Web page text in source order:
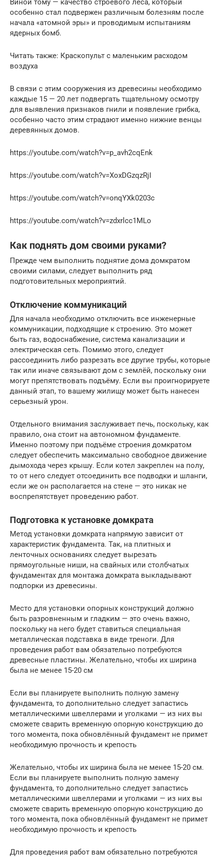
Виной тому — качество строевого леса, который
особенно стал подвержен различным болезням после
начала «атомной эры» и проводимым испытаниям
ядерных бомб.
Читать также: Краскопульт с маленьким расходом
воздуха
В связи с этим сооружения из древесины необходимо
каждые 15 — 20 лет подвергать тщательному осмотру
для выявления признаков гнили и появление грибка,
особенно часто этим страдают именно нижние венцы
деревянных домов.
https://youtube.com/watch?v=p_avh2cqEnk
https://youtube.com/watch?v=XoxDGzqzRjI
https://youtube.com/watch?v=onqYXk0203c
https://youtube.com/watch?v=zdxrlcc1MLo
Как поднять дом своими руками?
Прежде чем выполнить поднятие дома домкратом
своими силами, следует выполнить ряд
подготовительных мероприятий.
Отключение коммуникаций
Для начала необходимо отключить все инженерные
коммуникации, подходящие к строению. Это может
быть газ, водоснабжение, система канализации и
электрическая сеть. Помимо этого, следует
рассоединить либо разрезать все другие трубы, которые
так или иначе связывают дом с землёй, поскольку они
могут препятствовать подъёму. Если вы проигнорируете
данный этап, то вашему жилищу может быть нанесен
серьезный урон.
Отдельного внимания заслуживает печь, поскольку, как
правило, она стоит на автономном фундаменте.
Именно поэтому при подъёме строения домкратом
следует обеспечить максимально свободное движение
дымохода через крышу. Если котел закреплен на полу,
то от него следует отсоединить все подводки и шланги,
если же он располагается на стене — это никак не
воспрепятствует проведению работ.
Подготовка к установке домкрата
Метод установки домкрата напрямую зависит от
характеристик фундамента. Так, на плитных и
ленточных основаниях следует вырезать
прямоугольные ниши, на свайных или столбчатых
фундаментах для монтажа домкрата выкладывают
подпорки из древесины.
Место для установки опорных конструкций должно
быть разровненным и гладким — это очень важно,
поскольку на него будет ставиться специальная
металлическая подставка в виде треноги. Для
проведения работ вам обязательно потребуются
древесные пластины. Желательно, чтобы их ширина
была не менее 15-20 см
Если вы планируете выполнить полную замену
фундамента, то дополнительно следует запастись
металлическими швеллерами и уголками — из них вы
сможете сварить временную опорную конструкцию до
того момента, пока обновлённый фундамент не примет
необходимую прочность и крепость
Желательно, чтобы их ширина была не менее 15-20 см.
Если вы планируете выполнить полную замену
фундамента, то дополнительно следует запастись
металлическими швеллерами и уголками — из них вы
сможете сварить временную опорную конструкцию до
того момента, пока обновлённый фундамент не примет
необходимую прочность и крепость
Для проведения работ вам обязательно потребуются